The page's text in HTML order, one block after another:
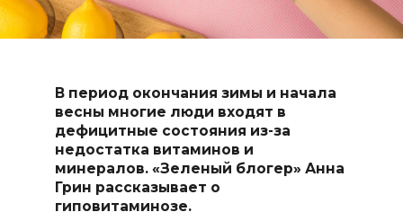
В период окончания зимы и начала
весны многие люди входят в
дефицитные состояния из-за
недостатка витаминов и
минералов. «Зеленый блогер» Анна
Грин рассказывает о
гиповитаминозе.